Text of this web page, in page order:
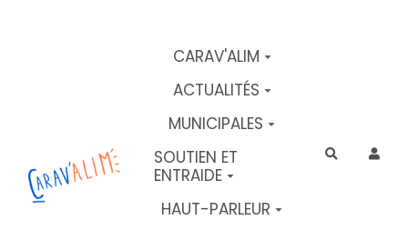
CARAV'ALIM
ACTUALITÉS
MUNICIPALES
SOUTIEN ET
ENTRAIDE
HAUT-PARLEUR
Rechercher